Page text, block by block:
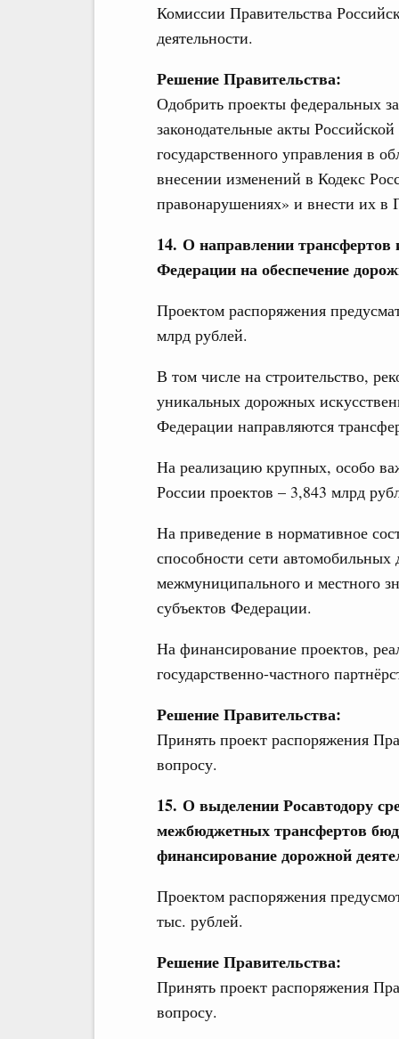
Комиссии Правительства
деятельности.
Решение Правительства:
Одобрить проекты федеральных
законодательные акты
государственного управления в
внесении изменений в Кодекс
правонарушениях» и внести их в
14. О направлении
Федерации на обеспечение
Проектом распоряжения
млрд рублей.
В том числе на строительство,
уникальных дорожных
Федерации направляются
На реализацию крупных, особо
России проектов – 3,843 млрд
На приведение в нормативное
способности сети автомобильных
межмуниципального и местного
субъектов Федерации.
На финансирование проектов,
государственно-частного
Решение Правительства:
Принять проект распоряжения
вопросу.
15. О выделении Росавтодору
межбюджетных трансфертов
финансирование дорожной
Проектом распоряжения
тыс. рублей.
Решение Правительства:
Принять проект распоряжения
вопросу.